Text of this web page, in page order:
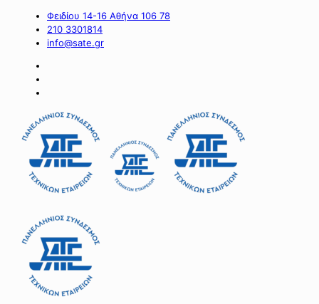
Φειδίου 14-16 Αθήνα 106 78
210 3301814
info@sate.gr